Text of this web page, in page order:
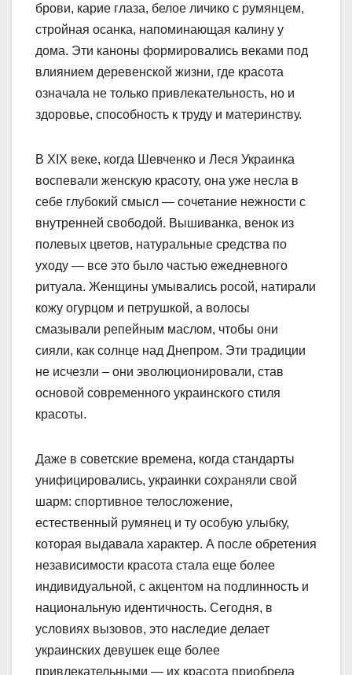
брови, карие глаза, белое личико с румянцем,
стройная осанка, напоминающая калину у
дома. Эти каноны формировались веками под
влиянием деревенской жизни, где красота
означала не только привлекательность, но и
здоровье, способность к труду и материнству.
В XIX веке, когда Шевченко и Леся Украинка
воспевали женскую красоту, она уже несла в
себе глубокий смысл — сочетание нежности с
внутренней свободой. Вышиванка, венок из
полевых цветов, натуральные средства по
уходу — все это было частью ежедневного
ритуала. Женщины умывались росой, натирали
кожу огурцом и петрушкой, а волосы
смазывали репейным маслом, чтобы они
сияли, как солнце над Днепром. Эти традиции
не исчезли – они эволюционировали, став
основой современного украинского стиля
красоты.
Даже в советские времена, когда стандарты
унифицировались, украинки сохраняли свой
шарм: спортивное телосложение,
естественный румянец и ту особую улыбку,
которая выдавала характер. А после обретения
независимости красота стала еще более
индивидуальной, с акцентом на подлинность и
национальную идентичность. Сегодня, в
условиях вызовов, это наследие делает
украинских девушек еще более
привлекательными — их красота приобрела